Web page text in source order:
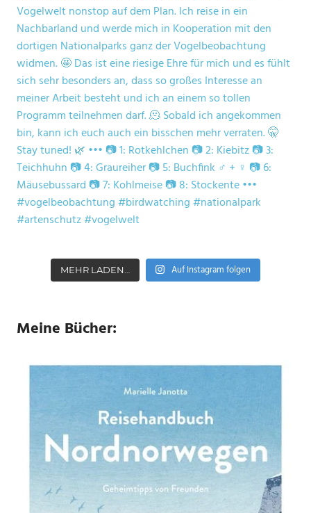
MEHR LADEN… Auf Instagram folgen
Meine Bücher: